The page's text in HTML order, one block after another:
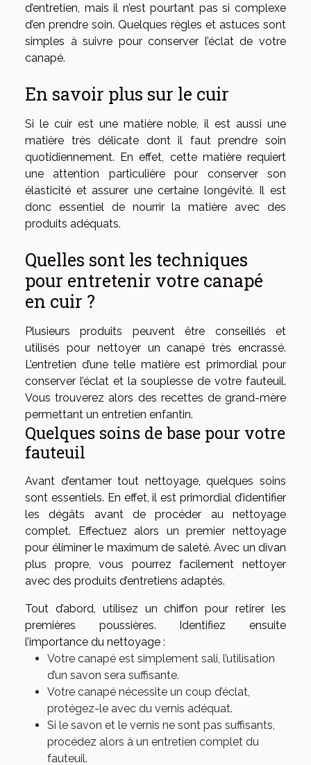
d’entretien, mais il n’est pourtant pas si complexe
d’en prendre soin. Quelques règles et astuces sont
simples à suivre pour conserver l’éclat de votre
canapé.
En savoir plus sur le cuir
Si le cuir est une matière noble, il est aussi une
matière très délicate dont il faut prendre soin
quotidiennement. En effet, cette matière requiert
une attention particulière pour conserver son
élasticité et assurer une certaine longévité. Il est
donc essentiel de nourrir la matière avec des
produits adéquats.
Quelles sont les techniques
pour entretenir votre canapé
en cuir ?
Plusieurs produits peuvent être conseillés et
utilisés pour nettoyer un canapé très encrassé.
L’entretien d’une telle matière est primordial pour
conserver l’éclat et la souplesse de votre fauteuil.
Vous trouverez alors des recettes de grand-mère
permettant un entretien enfantin.
Quelques soins de base pour votre
fauteuil
Avant d’entamer tout nettoyage, quelques soins
sont essentiels. En effet, il est primordial d’identifier
les dégâts avant de procéder au nettoyage
complet. Effectuez alors un premier nettoyage
pour éliminer le maximum de saleté. Avec un divan
plus propre, vous pourrez facilement nettoyer
avec des produits d’entretiens adaptés.
Tout d’abord, utilisez un chiffon pour retirer les
premières poussières. Identifiez ensuite
l’importance du nettoyage :
Votre canapé est simplement sali, l’utilisation
d’un savon sera suffisante.
Votre canapé nécessite un coup d’éclat,
protégez-le avec du vernis adéquat.
Si le savon et le vernis ne sont pas suffisants,
procédez alors à un entretien complet du
fauteuil.